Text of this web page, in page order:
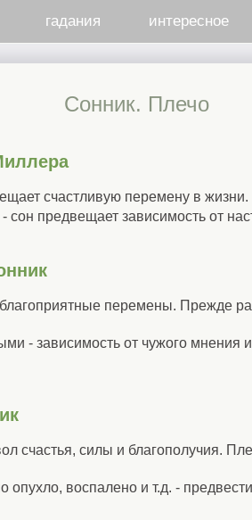
гадания интересное
Сонник. Плечо
счастливую перемену в жизни.
предвещает зависимость от
перемены. Прежде
- зависимость от чужого мнения
счастья, силы и благополучия.
опухло, воспалено и т.д. -